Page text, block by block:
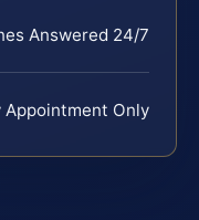
Answered 24/7
Appointment Only